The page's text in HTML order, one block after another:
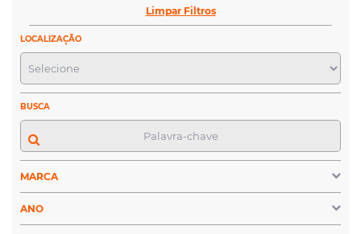
Limpar Filtros
LOCALIZAÇÃO
BUSCA
MARCA
ANO